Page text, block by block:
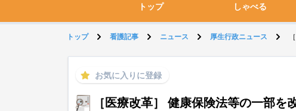
トップ しゃべる
トップ 看護記事 ニュース 厚生行政ニュース
お気に入りに登録
［医療改革］ 健康保険法等の一部